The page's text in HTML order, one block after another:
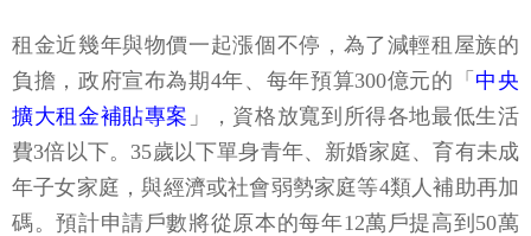
租金近幾年與物價一起漲個不停，為了減輕租屋族的
負擔，政府宣布為期4年、每年預算300億元的「 中央
擴大租金補貼專案 」，資格放寬到所得各地最低生活
費3倍以下。35歲以下單身青年、新婚家庭、育有未成
年子女家庭，與經濟或社會弱勢家庭等4類人補助再加
碼。預計申請戶數將從原本的每年12萬戶提高到50萬